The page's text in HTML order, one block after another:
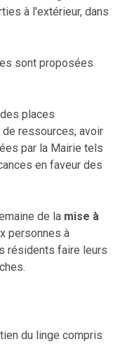
à l'extérieur, dans
sont proposées
places
ressources, avoir
par la Mairie tels
en faveur des
de la mise à
personnes à
résidents faire leurs
du linge compris